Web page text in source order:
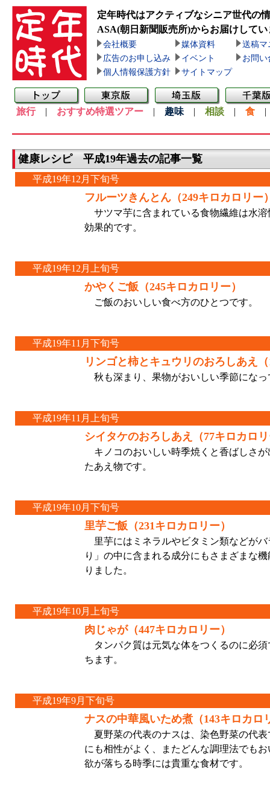
定年時代はアクティブなシニア世代の
ASA(朝日新聞販売所)からお届けしてい
会社概要 媒体資料
送稿マ
広告のお申し込み
イベント
お問い
個人情報保護方針
サイトマップ
旅行| おすすめ特選ツアー | 趣味 | 相談 | 食
健康レシピ 平成19年過去の記事一覧
平成19年12月下旬号
フルーツきんとん（249キロカロリー
サツマ芋に含まれている食物繊維は水
効果的です。
平成19年12月上旬号
かやくご飯（245キロカロリー）
ご飯のおいしい食べ方のひとつです。
平成19年11月下旬号
リンゴと柿とキュウリのおろしあえ
秋も深まり、果物がおいしい季節になっ
平成19年11月上旬号
シイタケのおろしあえ（77キロカロ
キノコのおいしい時季焼くと香ばしさ
たあえ物です。
平成19年10月下旬号
里芋ご飯（231キロカロリー）
里芋にはミネラルやビタミン類などが
り」の中に含まれる成分にもさまざまな
りました。
平成19年10月上旬号
肉じゃが（447キロカロリー）
タンパク質は元気な体をつくるのに必
ちます。
平成19年9月下旬号
ナスの中華風いため煮（143キロカロ
夏野菜の代表のナスは、染色野菜の代
にも相性がよく、またどんな調理法でも
欲が落ちる時季には貴重な食材です。